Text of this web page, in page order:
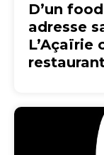
D’un
adresse
L’Açaïrie